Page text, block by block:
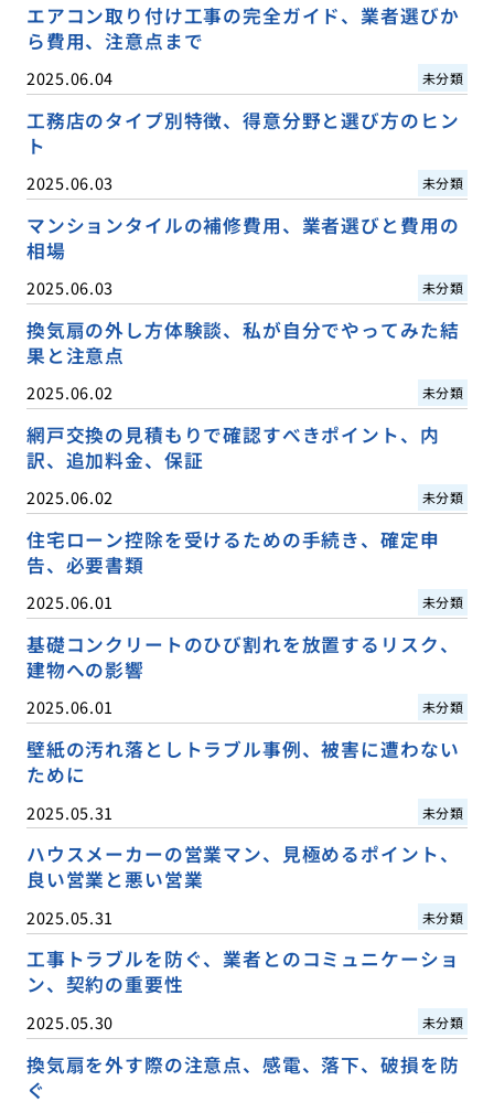
エアコン取り付け工事の完全ガイド、業者選びか
ら費用、注意点まで
2025.06.04 未分類
工務店のタイプ別特徴、得意分野と選び方のヒン
ト
2025.06.03 未分類
マンションタイルの補修費用、業者選びと費用の
相場
2025.06.03 未分類
換気扇の外し方体験談、私が自分でやってみた結
果と注意点
2025.06.02 未分類
網戸交換の見積もりで確認すべきポイント、内
訳、追加料金、保証
2025.06.02 未分類
住宅ローン控除を受けるための手続き、確定申
告、必要書類
2025.06.01 未分類
基礎コンクリートのひび割れを放置するリスク、
建物への影響
2025.06.01 未分類
壁紙の汚れ落としトラブル事例、被害に遭わない
ために
2025.05.31 未分類
ハウスメーカーの営業マン、見極めるポイント、
良い営業と悪い営業
2025.05.31 未分類
工事トラブルを防ぐ、業者とのコミュニケーショ
ン、契約の重要性
2025.05.30 未分類
換気扇を外す際の注意点、感電、落下、破損を防
ぐ